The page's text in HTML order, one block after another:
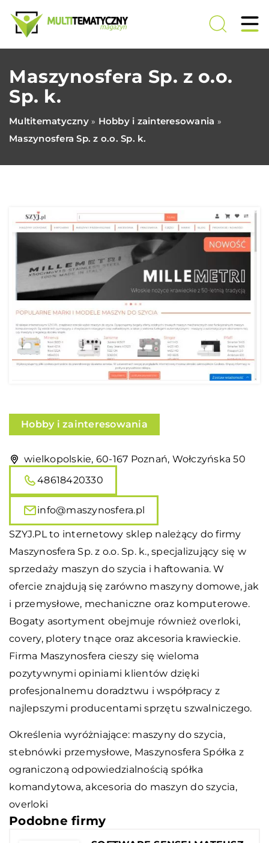
Maszynosfera Sp. z o.o.
Sp. k.
Multitematyczny» Hobby i zainteresowania »
Maszynosfera Sp. z o.o. Sp. k.
Hobby i zainteresowania
wielkopolskie, 60-167 Poznań, Wołczyńska 50
48618420330
info@maszynosfera.pl
SZYJ.PL to internetowy sklep należący do firmy
Maszynosfera Sp. z o.o. Sp. k., specjalizujący się w
sprzedaży maszyn do szycia i haftowania. W
ofercie znajdują się zarówno maszyny domowe, jak
i przemysłowe, mechaniczne oraz komputerowe.
Bogaty asortyment obejmuje również overloki,
covery, plotery tnące oraz akcesoria krawieckie.
Firma Maszynosfera cieszy się wieloma
pozytywnymi opiniami klientów dzięki
profesjonalnemu doradztwu i współpracy z
najlepszymi producentami sprzętu szwalniczego.
Określenia wyróżniające: maszyny do szycia,
stebnówki przemysłowe, Maszynosfera Spółka z
ograniczoną odpowiedzialnością spółka
komandytowa, akcesoria do maszyn do szycia,
overloki
Podobne firmy